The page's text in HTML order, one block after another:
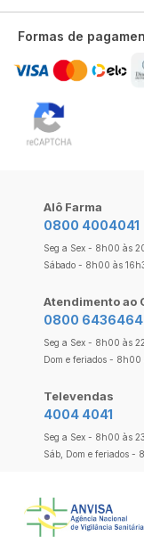
Formas de
Alô Farma
0800 4004041
Seg a Sex - 8h00 às
Sábado - 8h00 às
Atendimento ao
0800 6436464
Seg a Sex - 8h00 às
Dom e feriados -
Televendas
4004 4041
Seg a Sex - 8h00 às
Sáb, Dom e feriados -